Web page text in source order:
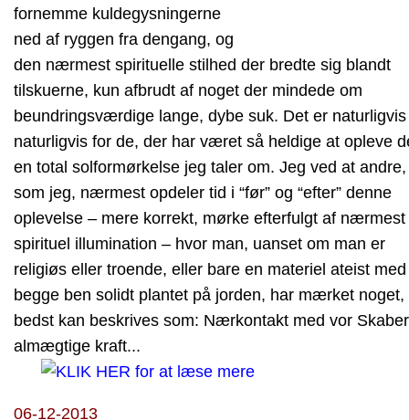
fornemme kuldegysningerne
ned af ryggen fra dengang, og
den nærmest spirituelle stilhed der bredte sig blandt
tilskuerne, kun afbrudt af noget der mindede om
beundringsværdige lange, dybe suk. Det er
naturligvis for de, der har været så heldige at opleve
en total solformørkelse jeg taler om. Jeg ved at
som jeg, nærmest opdeler tid i “før” og “efter” denne
oplevelse – mere korrekt, mørke efterfulgt af nærmest
spirituel illumination – hvor man, uanset om man er
religiøs eller troende, eller bare en materiel ateist med
begge ben solidt plantet på jorden, har mærket noget,
bedst kan beskrives som: Nærkontakt med vor
almægtige kraft...
06-12-2013